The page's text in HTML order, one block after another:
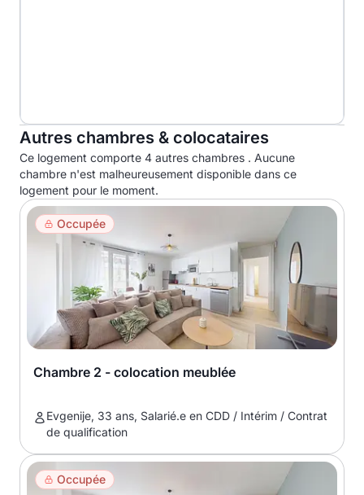
Autres chambres & colocataires
Ce logement comporte 4 autres chambres . Aucune
chambre n'est malheureusement disponible dans ce
logement pour le moment.
Occupée
Chambre 2 - colocation meublée
Evgenije, 33 ans, Salarié.e en CDD / Intérim / Contrat
de qualification
Occupée